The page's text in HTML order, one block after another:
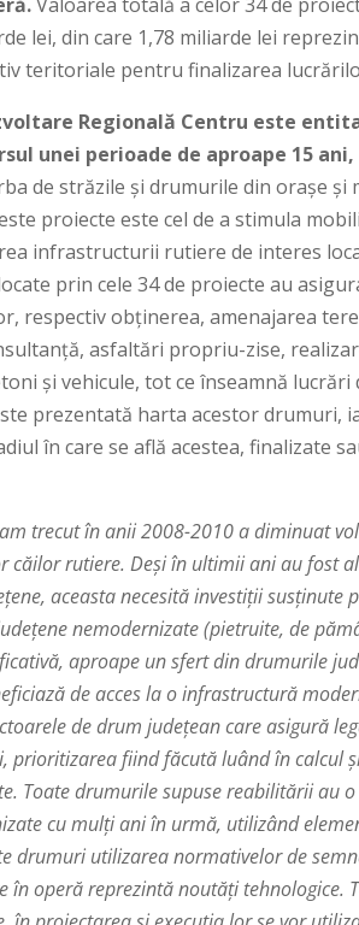
lei, din care 1,78 miliarde lei
teritoriale pentru finalizarea
Regională Centru este
unei perioade de aproape 15
de străzile și drumurile din orașe
proiecte este cel de a stimula
infrastructurii rutiere de interes
prin cele 34 de proiecte au
respectiv obținerea, amenajarea
asfaltări propriu-zise,
și vehicule, tot ce înseamnă
prezentată harta acestor drumuri,
în care se află acestea, finalizate
am trecut în anii 2008-2010 a diminuat
căilor rutiere. Deși în ultimii ani au fost
aceasta necesită investiții
nemodernizate (pietruite, de
aproape un sfert din drumurile
de acces la o infrastructură
de drum județean care asigură
prioritizarea fiind făcută luând în calcul
Toate drumurile supuse reabilitării au
cu mulți ani în urmă, utilizând
drumuri utilizarea normativelor de
în operă reprezintă noutăți tehnologice.